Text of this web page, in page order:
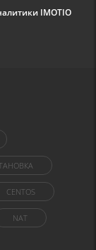
IMOTIO
CENTOS
NAT